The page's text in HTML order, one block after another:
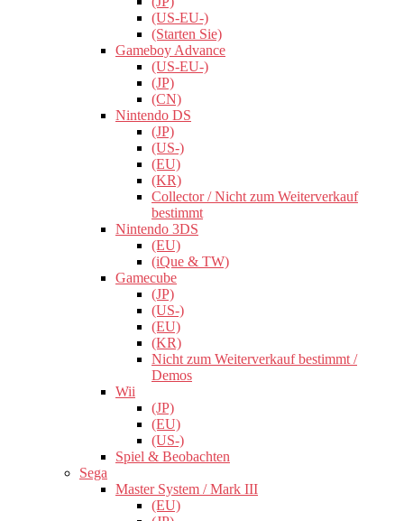
(US-EU-)
(Starten Sie)
Gameboy Advance
(US-EU-)
(JP)
(CN)
Nintendo DS
(JP)
(US-)
(EU)
(KR)
Collector / Nicht zum Weiterverkauf
bestimmt
Nintendo 3DS
(EU)
(iQue & TW)
Gamecube
(JP)
(US-)
(EU)
(KR)
Nicht zum Weiterverkauf bestimmt /
Demos
Wii
(JP)
(EU)
(US-)
Spiel & Beobachten
Sega
Master System / Mark III
(EU)